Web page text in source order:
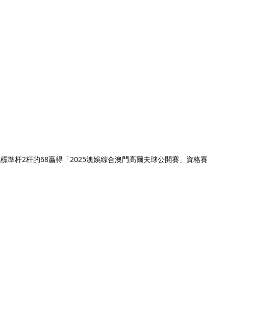
準杆2杆的68贏得「2025澳娛綜合澳門高爾夫球公開賽」資格賽